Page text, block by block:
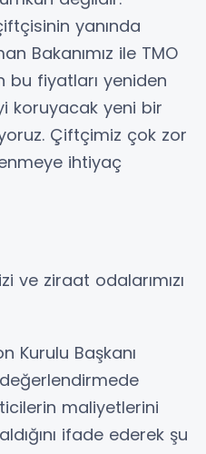
yanında
Bakanımız ile TMO
bu fiyatları yeniden
koruyacak yeni bir
Çiftçimiz çok zor
ihtiyaç
ve ziraat odalarımızı
Kurulu Başkanı
maliyetlerini
ifade ederek şu